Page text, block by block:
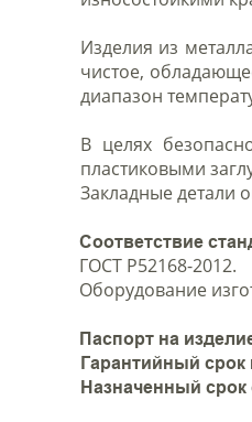
Изделия из
чистое,
диапазон
В целях
пластиковыми
Закладные детали
Соответствие
ГОСТ Р52168-2012.
Оборудование
Паспорт на
Гарантийный срок
Назначенный срок